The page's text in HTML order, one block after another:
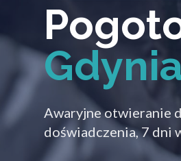
Awaryjne otwieranie
doświadczenia, 7 dni